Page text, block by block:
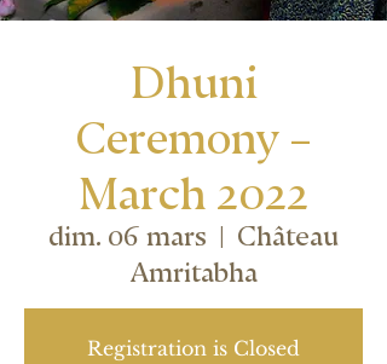
Dhuni
Ceremony –
March 2022
dim. 06 mars
  |
Château
Amritabha
Registration is Closed